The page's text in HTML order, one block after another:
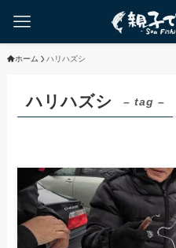
ホーム ハリハズシ
ハリハズシ – tag –